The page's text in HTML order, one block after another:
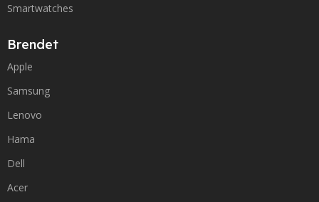
Smartwatches
Brendet
Apple
Samsung
Lenovo
Hama
Dell
Acer